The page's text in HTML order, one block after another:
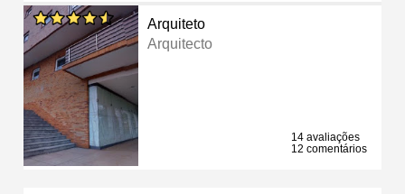
Arquiteto
Arquitecto
14 avaliações
12 comentários